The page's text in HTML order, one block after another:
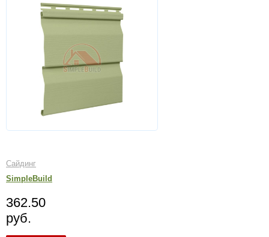
Сайдинг
SimpleBuild
362.50
руб.